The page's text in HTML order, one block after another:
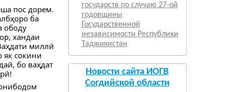
пос дорем.
ба
ободу
хандаи
миллӣ
як сокини
бо ваҳдат
государств по случаю 27-ой
годовщины
Государственной
независимости Республики
Таджикистан
Новости сайта ИОГВ
Согдийской области